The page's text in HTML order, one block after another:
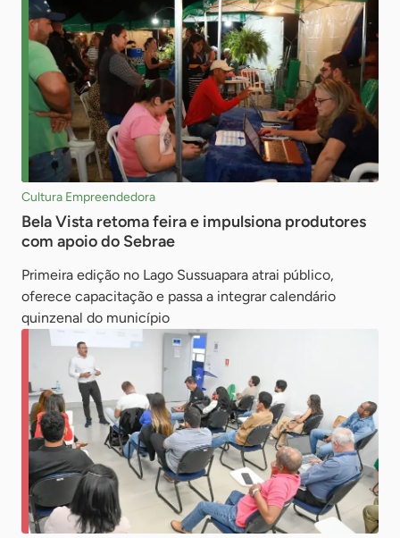
Cultura Empreendedora
Bela Vista retoma feira e impulsiona produtores
com apoio do Sebrae
Primeira edição no Lago Sussuapara atrai público,
oferece capacitação e passa a integrar calendário
quinzenal do município